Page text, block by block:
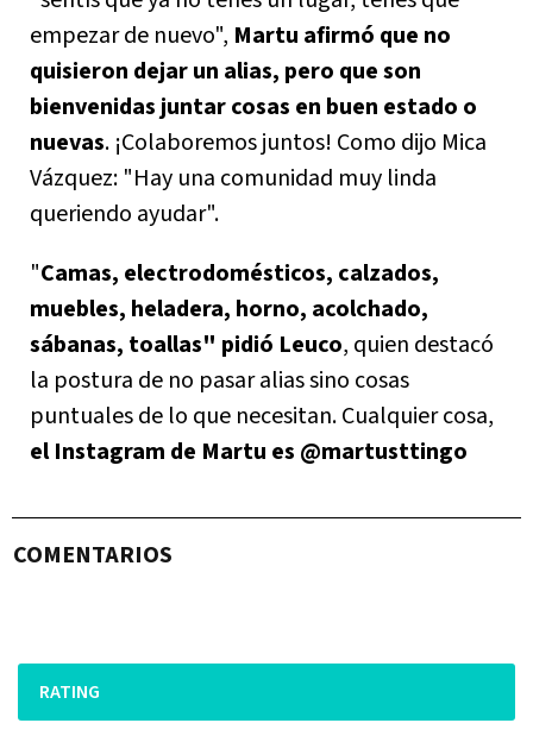
empezar de nuevo", Martu afirmó que no
quisieron dejar un alias, pero que son
bienvenidas juntar cosas en buen estado o
nuevas. ¡Colaboremos juntos! Como dijo Mica
Vázquez: "Hay una comunidad muy linda
queriendo ayudar".
"Camas, electrodomésticos, calzados,
muebles, heladera, horno, acolchado,
sábanas, toallas" pidió Leuco, quien destacó
la postura de no pasar alias sino cosas
puntuales de lo que necesitan. Cualquier cosa,
el Instagram de Martu es @martusttingo
COMENTARIOS
RATING